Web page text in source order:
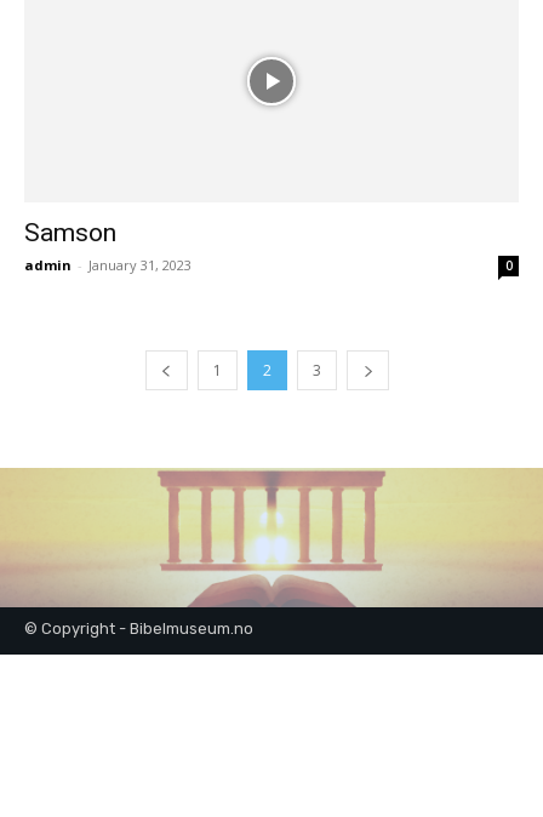
Samson
admin - January 31, 2023 0
1 2 3
© Copyright - Bibelmuseum.no